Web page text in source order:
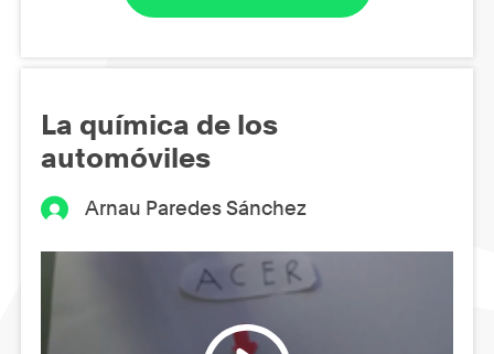
La química de los
automóviles
Arnau Paredes Sánchez